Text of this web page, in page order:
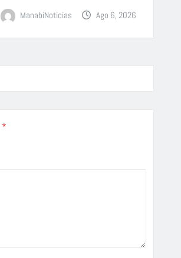
ManabiNoticias Ago 6, 2026
*